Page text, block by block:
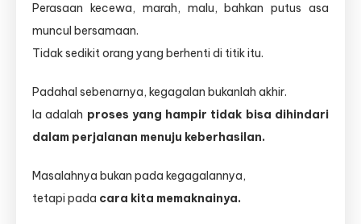
Perasaan kecewa, marah, malu, bahkan putus asa
muncul bersamaan.
Tidak sedikit orang yang berhenti di titik itu.
Padahal sebenarnya, kegagalan bukanlah akhir.
Ia adalah proses yang hampir tidak bisa dihindari
dalam perjalanan menuju keberhasilan.
Masalahnya bukan pada kegagalannya,
tetapi pada cara kita memaknainya.